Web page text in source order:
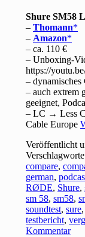
Shure SM58
–Thomann
–Amazon
– ca. 110 €
– Unboxing-
https://
–
– auch extrem
geeignet,
– LC → Less
Cable Europe
Veröffentlicht
compare,
german,
RØDE, Shure,
sm 58,sm58,
soundtest,sure
testbericht,
Kommentar